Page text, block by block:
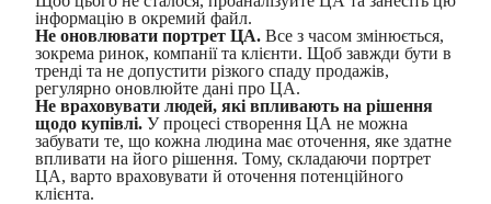
інформацію в окремий файл.
Не оновлювати портрет ЦА. Все з часом змінюється,
зокрема ринок, компанії та клієнти. Щоб завжди бути в
тренді та не допустити різкого спаду продажів,
регулярно оновлюйте дані про ЦА.
Не враховувати людей, які впливають на рішення
щодо купівлі. У процесі створення ЦА не можна
забувати те, що кожна людина має оточення, яке здатне
впливати на його рішення. Тому, складаючи портрет
ЦА, варто враховувати й оточення потенційного
клієнта.